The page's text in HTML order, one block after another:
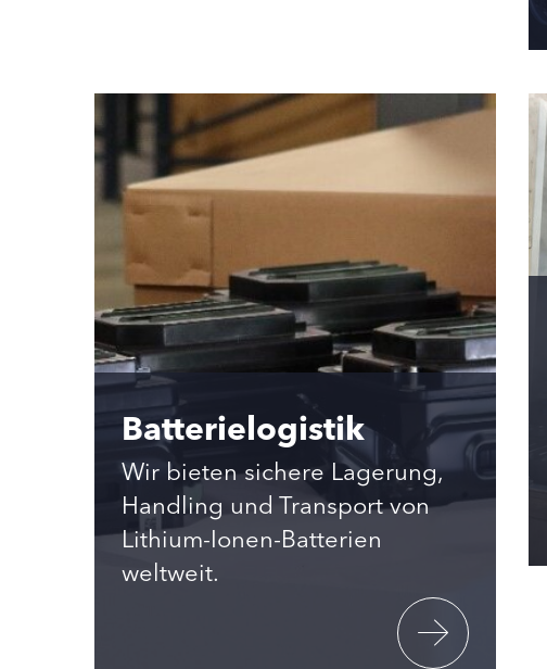
Batterielogistik
Wir bieten sichere Lagerung,
Handling und Transport von
Lithium-Ionen-Batterien
weltweit.